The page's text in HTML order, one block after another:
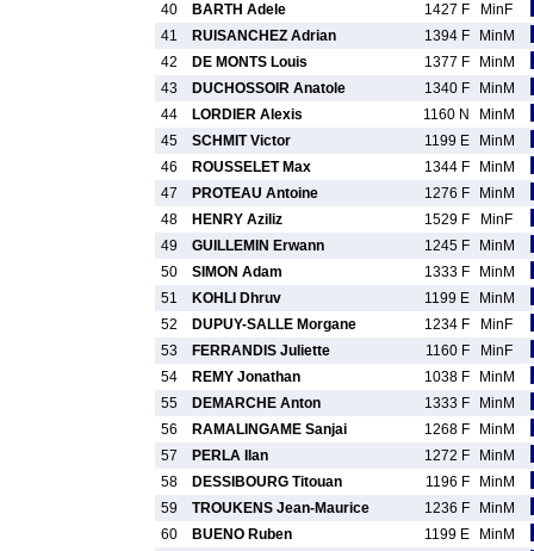
40
BARTH Adele 1427 F
MinF
41
RUISANCHEZ Adrian 1394 F
MinM
42
DE MONTS Louis 1377 F
MinM
43
DUCHOSSOIR Anatole 1340 F
MinM
44
LORDIER Alexis 1160 N
MinM
45
SCHMIT Victor 1199 E
MinM
46
ROUSSELET Max 1344 F
MinM
47
PROTEAU Antoine 1276 F
MinM
48
HENRY Aziliz 1529 F
MinF
49
GUILLEMIN Erwann 1245 F
MinM
50
SIMON Adam 1333 F
MinM
51
KOHLI Dhruv 1199 E
MinM
52
DUPUY-SALLE Morgane 1234 F
MinF
53
FERRANDIS Juliette 1160 F
MinF
54
REMY Jonathan 1038 F
MinM
55
DEMARCHE Anton 1333 F
MinM
56
RAMALINGAME Sanjai 1268 F
MinM
57
PERLA Ilan 1272 F
MinM
58
DESSIBOURG Titouan 1196 F
MinM
59
TROUKENS Jean-Maurice 1236 F
MinM
60
BUENO Ruben 1199 E
MinM